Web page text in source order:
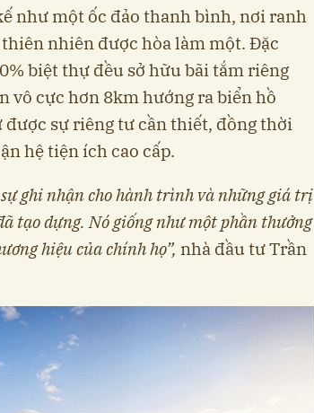
như một ốc đảo thanh bình, nơi ranh
nhiên được hòa làm một. Đặc
biệt thự đều sở hữu bãi tắm riêng
vô cực hơn 8km hướng ra biển hồ
được sự riêng tư cần thiết, đồng thời
hệ tiện ích cao cấp.
ghi nhận cho hành trình và những giá trị
tạo dựng. Nó giống như một phần thưởng
hiệu của chính họ”, nhà đầu tư Trần